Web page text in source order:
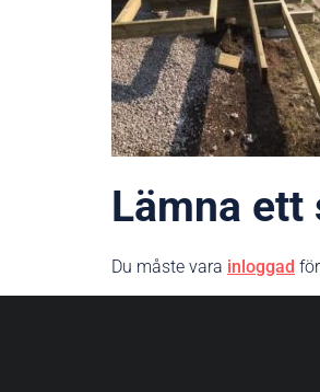
Lämna ett
Du måste vara inloggad